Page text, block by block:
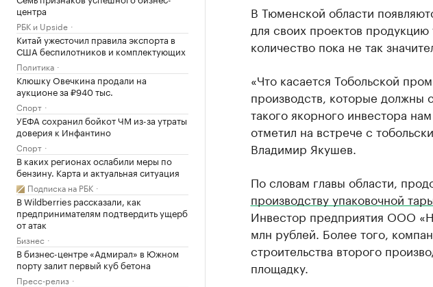
центра
РБК и Upside
Китай ужесточил правила экспорта в
США беспилотников и комплектующих
Политика
Клюшку Овечкина продали на
аукционе за ₽940 тыс.
Спорт
УЕФА сохранил бойкот ЧМ из-за утраты
доверия к Инфантино
Спорт
В каких регионах ослабили меры по
бензину. Карта и актуальная ситуация
Подписка на РБК
В Wildberries рассказали, как
предпринимателям подтвердить ущерб
от атак
Бизнес
В бизнес-центре «Адмирал» в Южном
порту залит первый куб бетона
Пресс-релиз
В Тюменской области
для своих проектов
количество пока не так
«Что касается Тобольской
производств, которые должны
такого якорного инвестора
отметил на встрече с
Владимир Якушев.
По словам главы области,
производству упаковочной
Инвестор предприятия ООО
млн рублей. Более того,
строительства второго
площадку.